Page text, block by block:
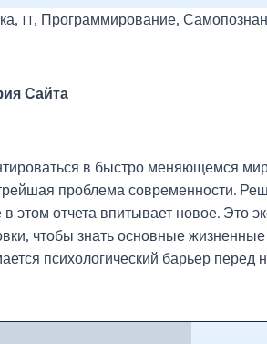
IT, Программирование,
Сайта
в быстро меняющемся
проблема современности.
отчета впитывает новое. Это
чтобы знать основные
психологический барьер перед